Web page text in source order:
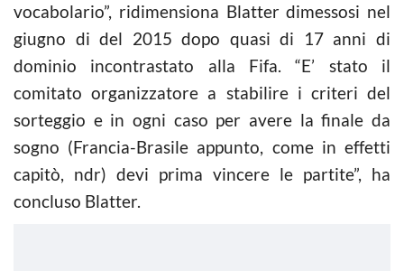
vocabolario”, ridimensiona Blatter dimessosi nel
giugno di del 2015 dopo quasi di 17 anni di
dominio incontrastato alla Fifa. “E’ stato il
comitato organizzatore a stabilire i criteri del
sorteggio e in ogni caso per avere la finale da
sogno (Francia-Brasile appunto, come in effetti
capitò, ndr) devi prima vincere le partite”, ha
concluso Blatter.